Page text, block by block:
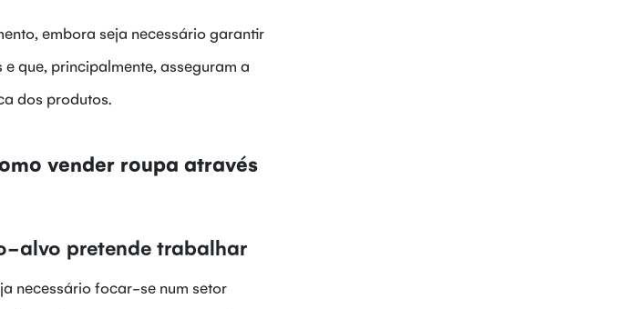
embora seja necessário garantir
que, principalmente, asseguram a
dos produtos.
vender roupa através
alvo pretende trabalhar
necessário focar-se num setor